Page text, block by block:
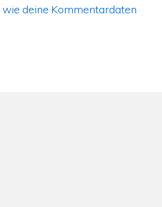
wie deine Kommentardaten